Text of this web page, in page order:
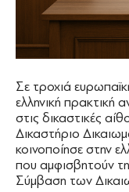
Σε τροχιά
ελληνική πρακτική
στις δικαστικές
Δικαστήριο
κοινοποίησε στην
που αμφισβητούν
Σύμβαση των